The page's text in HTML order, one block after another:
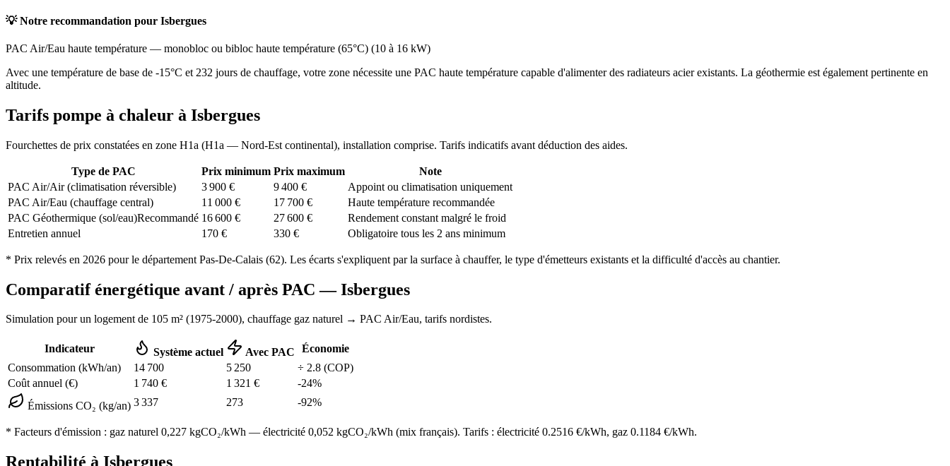
💡 Notre recommandation pour Isbergues
PAC Air/Eau haute température — monobloc ou bibloc haute température (65°C) (10 à 16 kW)
Avec une température de base de -15°C et 232 jours de chauffage, votre zone nécessite une PAC haute température capable d'alimenter des radiateurs acier existants. La géothermie est également pertinente en
altitude.
Tarifs pompe à chaleur à Isbergues
Fourchettes de prix constatées en zone H1a (H1a — Nord-Est continental), installation comprise. Tarifs indicatifs avant déduction des aides.
Type de PAC Prix minimum Prix maximum
Note
PAC Air/Air (climatisation réversible)
3 900 € 9 400 €
Appoint ou climatisation uniquement
PAC Air/Eau (chauffage central)
11 000 € 17 700 €
Haute température recommandée
PAC Géothermique (sol/eau)Recommandé 16 600 € 27 600 €
Rendement constant malgré le froid
Entretien annuel
170 € 330 € Obligatoire tous les 2 ans minimum
* Prix relevés en 2026 pour le département Pas-De-Calais (62). Les écarts s'expliquent par la surface à chauffer, le type d'émetteurs existants et la difficulté d'accès au chantier.
Comparatif énergétique avant / après PAC —Isbergues
Simulation pour un logement de 105 m² (1975-2000), chauffage gaz naturel → PAC Air/Eau, tarifs nordistes.
Indicateur Système actuel Avec PAC
Économie
Consommation (kWh/an)
14 700 5 250 ÷ 2.8 (COP)
Coût annuel (€)
1 740 € 1 321 € -24%
Émissions CO₂ (kg/an) 3 337 273 -92%
* Facteurs d'émission : gaz naturel 0,227 kgCO₂/kWh — électricité 0,052 kgCO₂/kWh (mix français). Tarifs : électricité 0.2516 €/kWh, gaz 0.1184 €/kWh.
Rentabilité à Isbergues